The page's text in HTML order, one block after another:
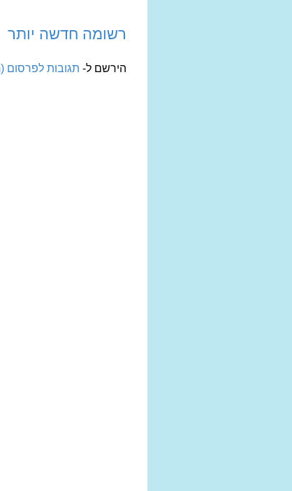
רשומה חדשה יותר
הירשם ל- תגובות לפרסום (Atom)